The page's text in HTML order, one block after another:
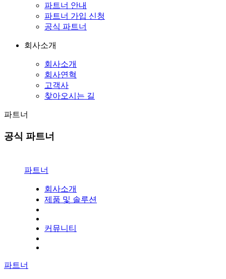
파트너 안내
파트너 가입 신청
공식 파트너
회사소개
회사소개
회사연혁
고객사
찾아오시는 길
파트너
공식 파트너
파트너
회사소개
제품 및 솔루션
커뮤니티
파트너